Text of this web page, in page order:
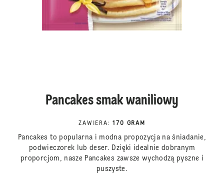
Pancakes smak waniliowy
ZAWIERA : 170 GRAM
Pancakes to popularna i modna propozycja na śniadanie,
podwieczorek lub deser. Dzięki idealnie dobranym
proporcjom, nasze Pancakes zawsze wychodzą pyszne i
puszyste.